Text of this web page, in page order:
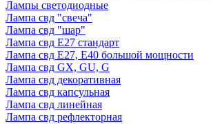
Лампы светодиодные
Лампа свд "свеча"
Лампа свд "шар"
Лампа свд E27 стандарт
Лампа свд E27, Е40 большой мощности
Лампа свд GX, GU, G
Лампа свд декоративная
Лампа свд капсульная
Лампа свд линейная
Лампа свд рефлекторная